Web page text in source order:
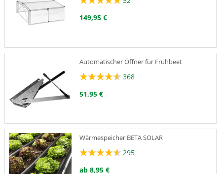
149,95 €
Automatischer Öffner für Frühbeet
368
51,95 €
Wärmespeicher BETA SOLAR
295
ab 8,95 €